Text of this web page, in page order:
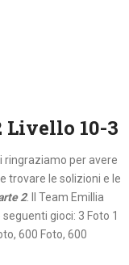
Livello 10-3
ringraziamo per avere
trovare le solizioni e le
2. Il Team Emillia
gioci: 3 Foto 1
600 Foto, 600